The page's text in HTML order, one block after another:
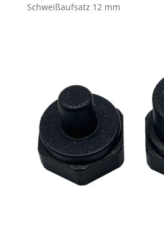
Schweißaufsatz 12 mm